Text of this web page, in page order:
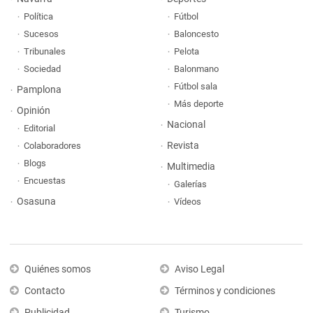
Política
Sucesos
Tribunales
Sociedad
Pamplona
Opinión
Editorial
Colaboradores
Blogs
Encuestas
Osasuna
Fútbol
Baloncesto
Pelota
Balonmano
Fútbol sala
Más deporte
Nacional
Revista
Multimedia
Galerías
Vídeos
Quiénes somos
Contacto
Aviso Legal
Términos y condiciones